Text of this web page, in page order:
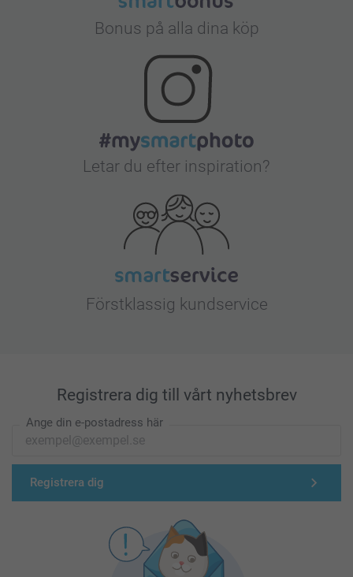
Bonus på alla dina köp
Letar du efter inspiration?
Förstklassig kundservice
Registrera dig till vårt nyhetsbrev
Ange din e-postadress här
Registrera dig